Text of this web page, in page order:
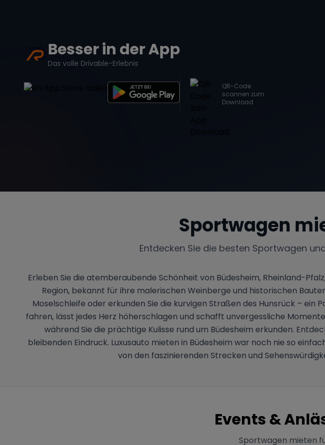
Besser in der App
Das volle Drivable-Erlebnis
QR-Code
scannen zum
Download
Sportwagen
Entdecken Sie die besten Sportwagen
Erleben Sie die atemberaubende Schönheit von Büdesheim, Rheinland-
Region, bekannt für ihre malerischen Weinberge und historischen
Moselschleife oder erkunden Sie die kurvigen Straßen des Hunsrück –
fahren, lässt jedes Herz höherschlagen und schafft unvergessliche
während Sie die prächtige Kulisse rund um Büdesheim erkunden.
bleibenden Eindruck. Luxusauto mieten in Büdesheim war noch nie so
von den faszinierenden Strecken und
Events &
Sportwagen mieten